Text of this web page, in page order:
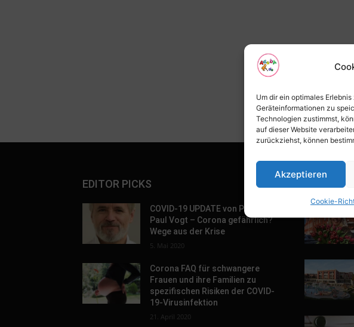
Um dir ein optimales
Geräteinformationen zu
Technologien zustimmst,
auf dieser Website
zurückziehst, können
Akzeptieren
Cookie-
EDITOR PICKS
COVID-19 UPDATE von Prof. Dr.
Paul Vogt – Corona gefährlich?
Wege aus der Krise
5. Mai 2020
Corona FAQ für schwangere
Frauen und ihre Familien zu
spezifischen Risiken der COVID-
19-Virusinfektion
21. April 2020
POPULAR